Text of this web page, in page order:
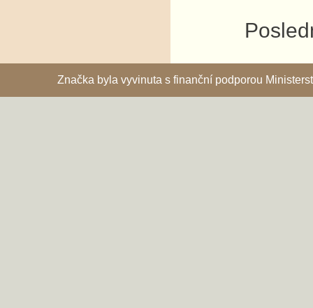
Značka byla vyvinuta s finanční podporou